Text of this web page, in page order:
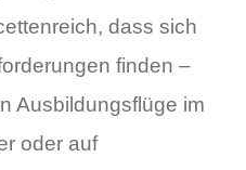
dass sich
finden –
Ausbildungsflüge im
oder auf